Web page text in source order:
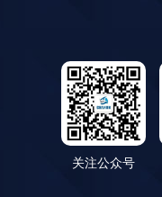
关注公众号